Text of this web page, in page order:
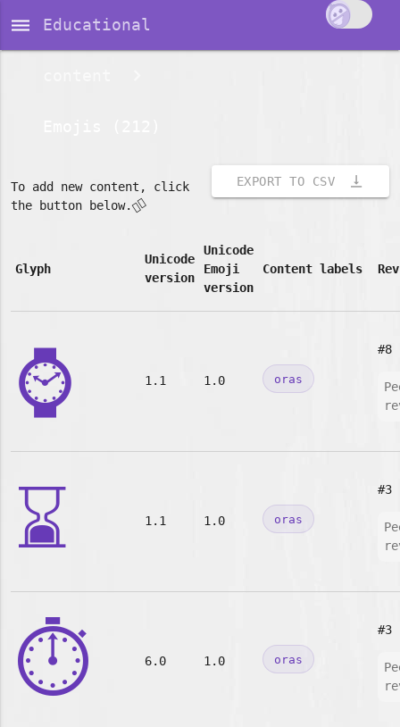
dehaze Educational
EXPORT TO CSV vertical_align_bottom
To add new content, click
the button below.👇🏽
Glyph
Unicode
version
Unicode
Emoji
version
Content labels
⌚ 1.1 1.0 oras
#8
⌛ 1.1 1.0 oras
#3
⏱️ 6.0 1.0 oras
#3